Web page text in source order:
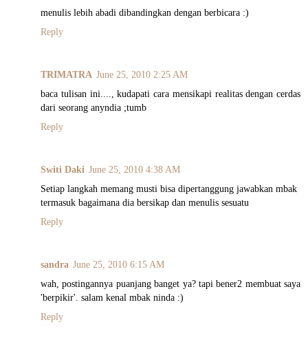
menulis lebih abadi dibandingkan dengan berbicara :)
Reply
TRIMATRA June 25, 2010 2:25 AM
baca tulisan ini...., kudapati cara mensikapi realitas dengan cerdas
dari seorang anyndia ;tumb
Reply
Switi Daki June 25, 2010 4:38 AM
Setiap langkah memang musti bisa dipertanggung jawabkan mbak
termasuk bagaimana dia bersikap dan menulis sesuatu
Reply
sandra June 25, 2010 6:15 AM
wah, postingannya puanjang banget ya? tapi bener2 membuat saya
'berpikir'. salam kenal mbak ninda :)
Reply